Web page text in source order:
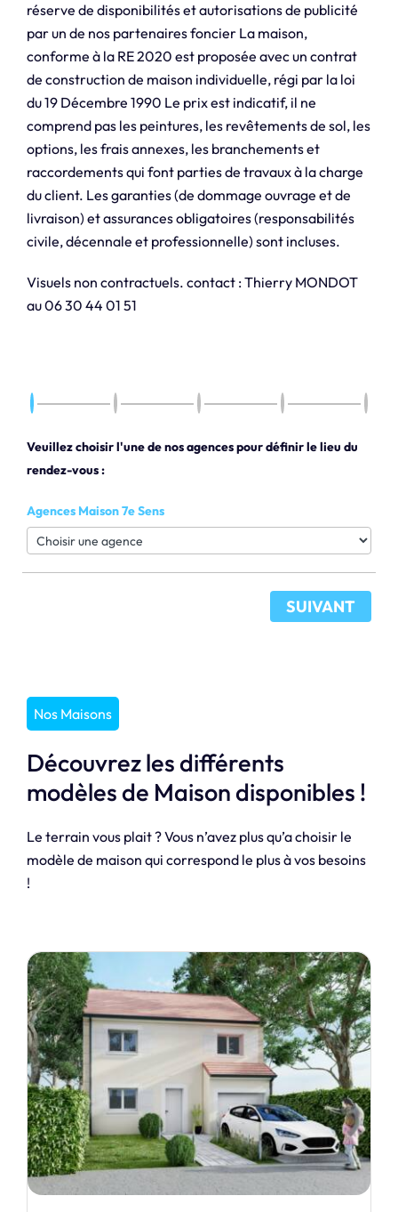
réserve de disponibilités et autorisations de publicité
par un de nos partenaires foncier La maison,
conforme à la RE 2020 est proposée avec un contrat
de construction de maison individuelle, régi par la loi
du 19 Décembre 1990 Le prix est indicatif, il ne
comprend pas les peintures, les revêtements de sol, les
options, les frais annexes, les branchements et
raccordements qui font parties de travaux à la charge
du client. Les garanties (de dommage ouvrage et de
livraison) et assurances obligatoires (responsabilités
civile, décennale et professionnelle) sont incluses.
Visuels non contractuels. contact : Thierry MONDOT
au 06 30 44 01 51
Veuillez choisir l'une de nos agences pour définir le lieu du
rendez-vous :
Agences Maison 7e Sens
SUIVANT
Nos Maisons
Découvrez les différents
modèles de Maison disponibles !
Le terrain vous plait ? Vous n’avez plus qu’a choisir le
modèle de maison qui correspond le plus à vos besoins
!